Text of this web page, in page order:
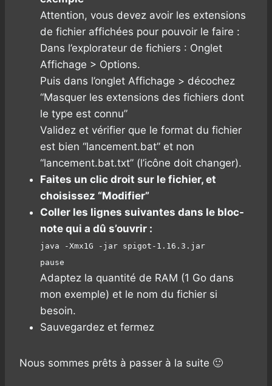
Attention, vous devez avoir les extensions
de fichier affichées pour pouvoir le faire :
Dans l’explorateur de fichiers : Onglet
Affichage > Options.
Puis dans l’onglet Affichage > décochez
“Masquer les extensions des fichiers dont
le type est connu”
Validez et vérifier que le format du fichier
est bien “lancement.bat” et non
“lancement.bat.txt” (l’icône doit changer).
Faites un clic droit sur le fichier, et
choisissez “Modifier”
Coller les lignes suivantes dans le bloc-
note qui a dû s’ouvrir :
java -Xmx1G -jar spigot-1.16.3.jar
pause
Adaptez la quantité de RAM (1 Go dans
mon exemple) et le nom du fichier si
besoin.
Sauvegardez et fermez
Nous sommes prêts à passer à la suite 🙂